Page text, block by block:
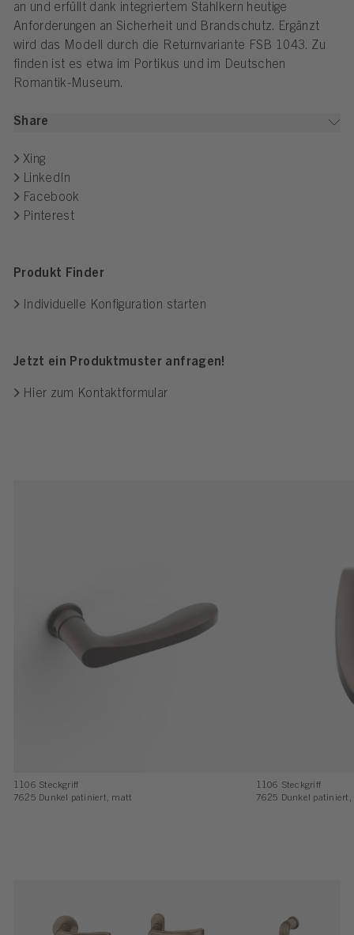
an und erfüllt dank integriertem Stahlkern heutige
Anforderungen an Sicherheit und Brandschutz. Ergänzt
wird das Modell durch die Returnvariante FSB 1043. Zu
finden ist es etwa im Portikus und im Deutschen
Romantik-Museum.
Share
Xing
LinkedIn
Facebook
Pinterest
Produkt Finder
Individuelle Konfiguration starten
Jetzt ein Produktmuster anfragen!
Hier zum Kontaktformular
1106 Steckgriff
7625 Dunkel patiniert, matt
1106 Steckgriff
7625 Dunkel